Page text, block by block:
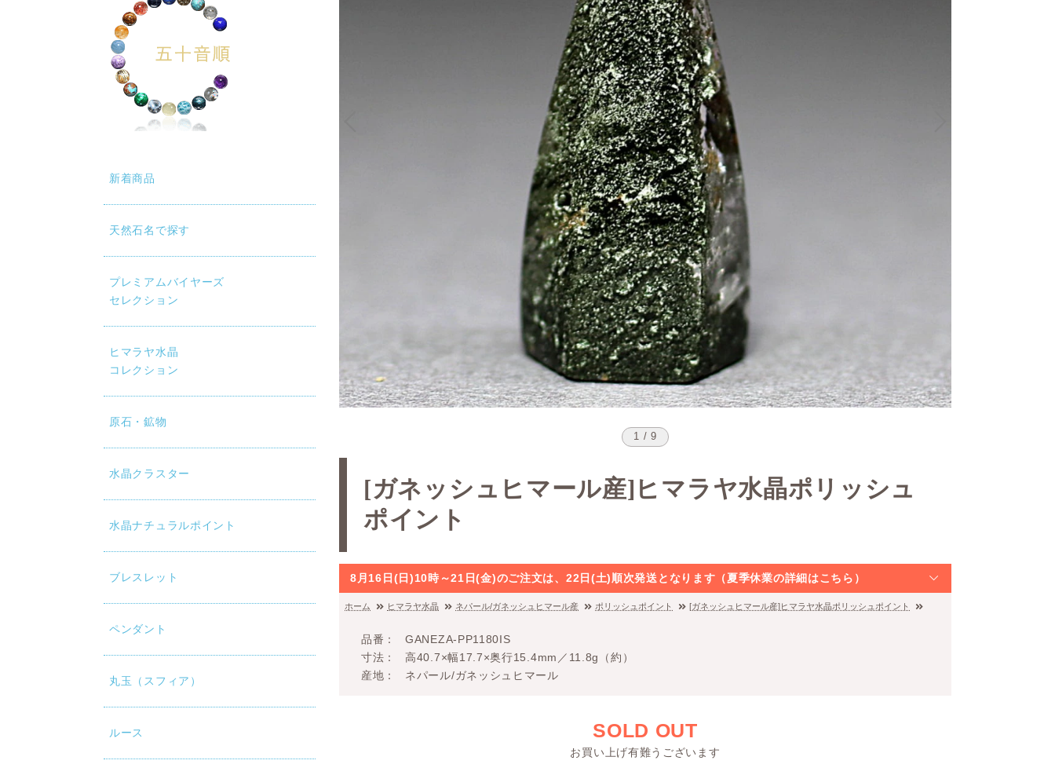
新着商品
天然石名で探す
プレミアムバイヤーズ
セレクション
ヒマラヤ水晶
コレクション
原石・鉱物
水晶クラスター
水晶ナチュラルポイント
ブレスレット
ペンダント
丸玉（スフィア）
ルース
1 / 9
[ガネッシュヒマール産]ヒマラヤ水晶ポリッシュ
ポイント
8月16日(日)10時～21日(金)のご注文は、22日(土)順次発送となります（夏季休業の詳細はこちら）
ホーム ヒマラヤ水晶 ネパール/ガネッシュヒマール産 ポリッシュポイント [ガネッシュヒマール産]ヒマラヤ水晶ポリッシュポイント
品番
GANEZA-PP1180IS
寸法
高40.7×幅17.7×奥行15.4mm／11.8g（約）
産地
ネパール/ガネッシュヒマール
SOLD OUT
お買い上げ有難うございます